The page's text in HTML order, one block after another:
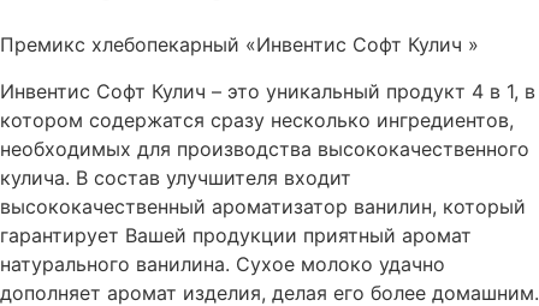
Премикс хлебопекарный «Инвентис Софт Кулич »
Инвентис Софт Кулич – это уникальный продукт 4 в 1, в
котором содержатся сразу несколько ингредиентов,
необходимых для производства высококачественного
кулича. В состав улучшителя входит
высококачественный ароматизатор ванилин, который
гарантирует Вашей продукции приятный аромат
натурального ванилина. Сухое молоко удачно
дополняет аромат изделия, делая его более домашним.